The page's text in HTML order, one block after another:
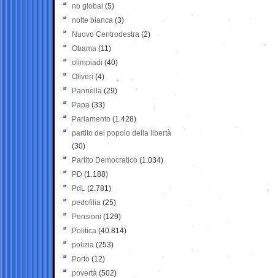
no global (5)
notte bianca (3)
Nuovo Centrodestra (2)
Obama (11)
olimpiadi (40)
Oliveri (4)
Pannella (29)
Papa (33)
Parlamento (1.428)
partito del popolo della libertà
(30)
Partito Democratico (1.034)
PD (1.188)
PdL (2.781)
pedofilia (25)
Pensioni (129)
Politica (40.814)
polizia (253)
Porto (12)
povertà (502)